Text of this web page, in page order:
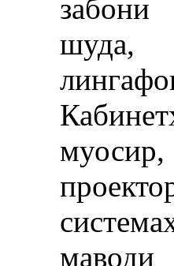
шуда,
маводи